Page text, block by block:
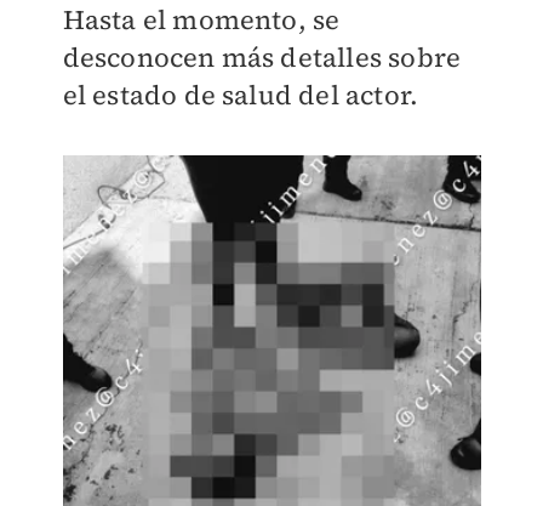
Hasta el momento, se
desconocen más detalles sobre
el estado de salud del actor.